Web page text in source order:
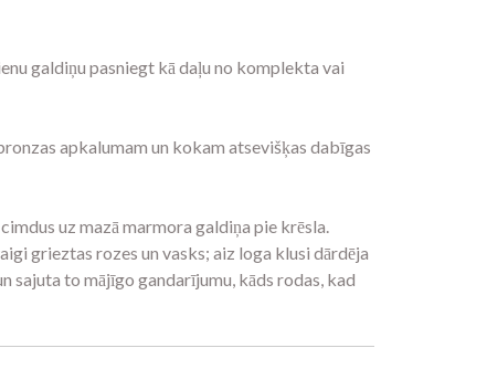
galdiņu pasniegt kā daļu no komplekta vai
apkalumam un kokam atsevišķas dabīgas
uz mazā marmora galdiņa pie krēsla.
grieztas rozes un vasks; aiz loga klusi dārdēja
sajuta to mājīgo gandarījumu, kāds rodas, kad